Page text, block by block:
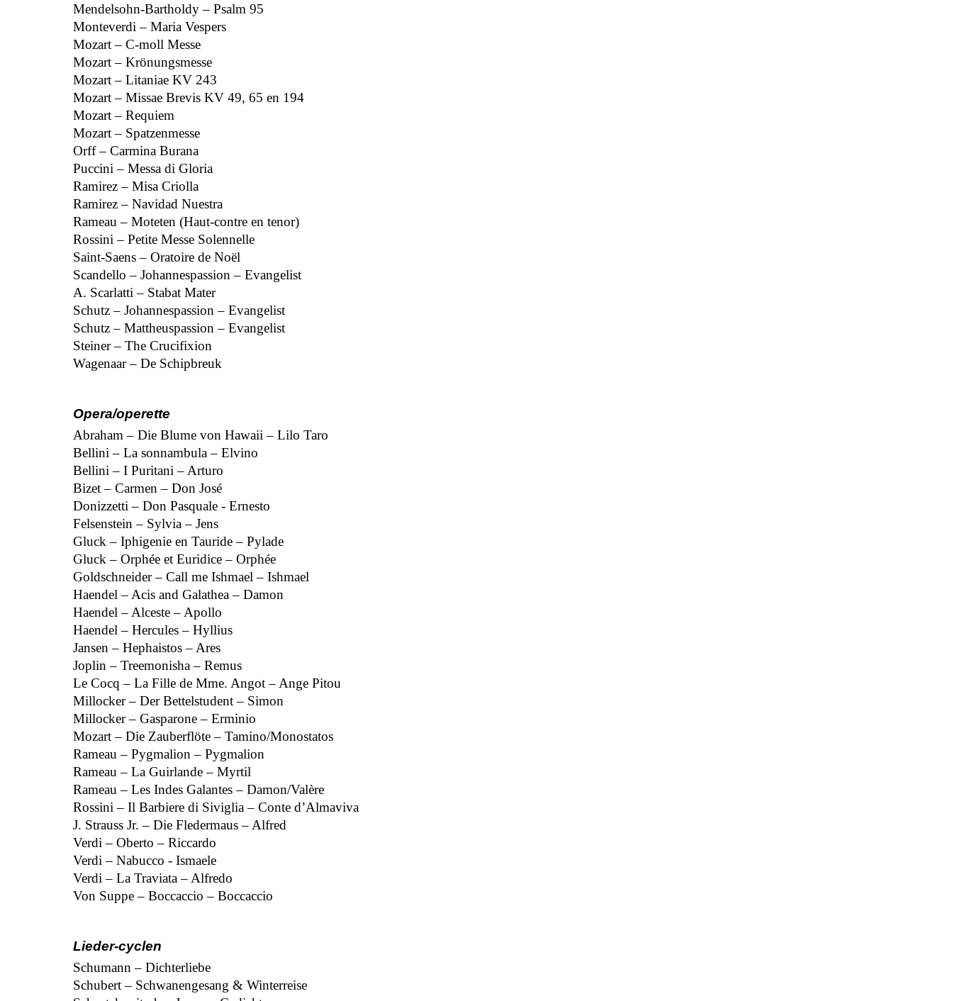
Mendelsohn-Bartholdy – Psalm 95
Monteverdi – Maria Vespers
Mozart – C-moll Messe
Mozart – Krönungsmesse
Mozart – Litaniae KV 243
Mozart – Missae Brevis KV 49, 65 en 194
Mozart – Requiem
Mozart – Spatzenmesse
Orff – Carmina Burana
Puccini – Messa di Gloria
Ramirez – Misa Criolla
Ramirez – Navidad Nuestra
Rameau – Moteten (Haut-contre en tenor)
Rossini – Petite Messe Solennelle
Saint-Saens – Oratoire de Noël
Scandello – Johannespassion – Evangelist
A. Scarlatti – Stabat Mater
Schutz – Johannespassion – Evangelist
Schutz – Mattheuspassion – Evangelist
Steiner – The Crucifixion
Wagenaar – De Schipbreuk
Opera/operette
Abraham – Die Blume von Hawaii – Lilo Taro
Bellini – La sonnambula – Elvino
Bellini – I Puritani – Arturo
Bizet – Carmen – Don José
Donizzetti – Don Pasquale - Ernesto
Felsenstein – Sylvia – Jens
Gluck – Iphigenie en Tauride – Pylade
Gluck – Orphée et Euridice – Orphée
Goldschneider – Call me Ishmael – Ishmael
Haendel – Acis and Galathea – Damon
Haendel – Alceste – Apollo
Haendel – Hercules – Hyllius
Jansen – Hephaistos – Ares
Joplin – Treemonisha – Remus
Le Cocq – La Fille de Mme. Angot – Ange Pitou
Millocker – Der Bettelstudent – Simon
Millocker – Gasparone – Erminio
Mozart – Die Zauberflöte – Tamino/Monostatos
Rameau – Pygmalion – Pygmalion
Rameau – La Guirlande – Myrtil
Rameau – Les Indes Galantes – Damon/Valère
Rossini – Il Barbiere di Siviglia – Conte d’Almaviva
J. Strauss Jr. – Die Fledermaus – Alfred
Verdi – Oberto – Riccardo
Verdi – Nabucco - Ismaele
Verdi – La Traviata – Alfredo
Von Suppe – Boccaccio – Boccaccio
Lieder-cyclen
Schumann – Dichterliebe
Schubert – Schwanengesang & Winterreise